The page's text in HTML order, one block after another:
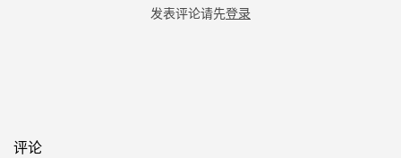
发表评论请先登录
评论